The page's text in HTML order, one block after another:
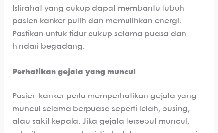
Istirahat yang cukup dapat membantu tubuh
pasien kanker pulih dan memulihkan energi.
Pastikan untuk tidur cukup selama puasa dan
hindari begadang.
Perhatikan gejala yang muncul
Pasien kanker perlu memperhatikan gejala yang
muncul selama berpuasa seperti lelah, pusing,
atau sakit kepala. Jika gejala tersebut muncul,